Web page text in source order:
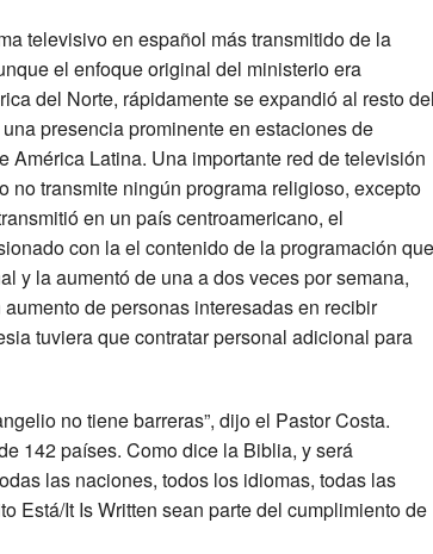
televisivo en español más transmitido de la
el enfoque original del ministerio era
del Norte, rápidamente se expandió al resto
presencia prominente en estaciones de
Latina. Una importante red de televisión
no transmite ningún programa religioso, excepto
en un país centroamericano, el
con la el contenido de la programación
y la aumentó de una a dos veces por semana,
de personas interesadas en recibir
tuviera que contratar personal adicional para
no tiene barreras”, dijo el Pastor Costa.
142 países. Como dice la Biblia, y será
las naciones, todos los idiomas, todas las
Está/It Is Written sean parte del cumplimiento de